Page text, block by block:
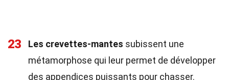
23 Les crevettes-mantes subissent une
métamorphose qui leur permet de développer
des appendices puissants pour chasser.